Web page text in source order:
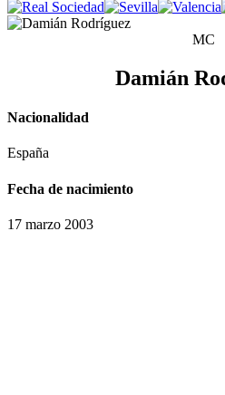
MC
Damián
Nacionalidad
España
Fecha de nacimiento
17 marzo 2003